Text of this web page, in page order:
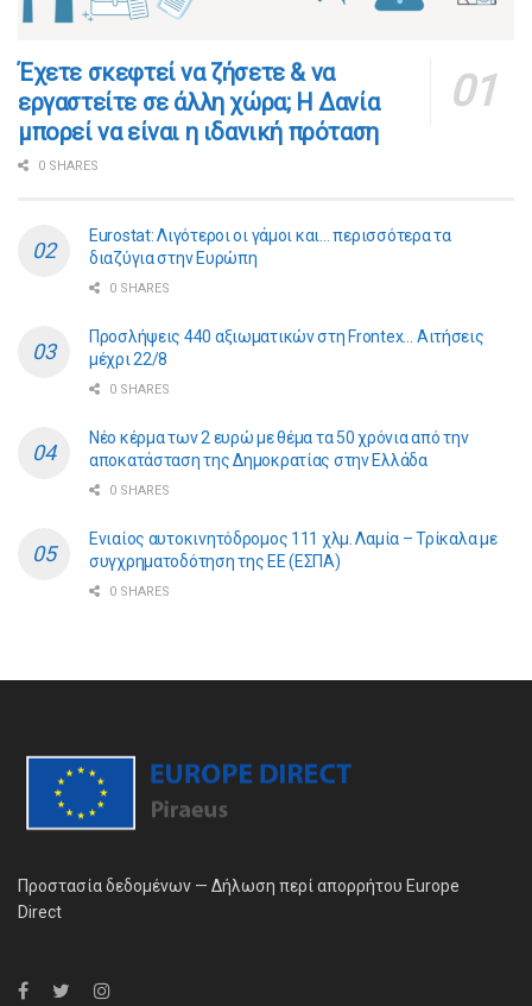
​​Έχετε σκεφτεί να ζήσετε & να
εργαστείτε σε άλλη χώρα; Η Δανία
μπορεί να είναι η ιδανική πρόταση
0 SHARES
Eurostat: Λιγότεροι οι γάμοι και… περισσότερα τα
διαζύγια στην Ευρώπη
0 SHARES
Προσλήψεις 440 αξιωματικών στη Frontex… Αιτήσεις
μέχρι 22/8
0 SHARES
Νέο κέρμα των 2 ευρώ με θέμα τα 50 χρόνια από την
αποκατάσταση της Δημοκρατίας στην Ελλάδα
0 SHARES
Ενιαίος αυτοκινητόδρομος 111 χλμ. Λαμία – Τρίκαλα με
συγχρηματοδότηση της ΕE (ΕΣΠΑ)
0 SHARES
Προστασία δεδομένων — Δήλωση περί απορρήτου Europe
Direct